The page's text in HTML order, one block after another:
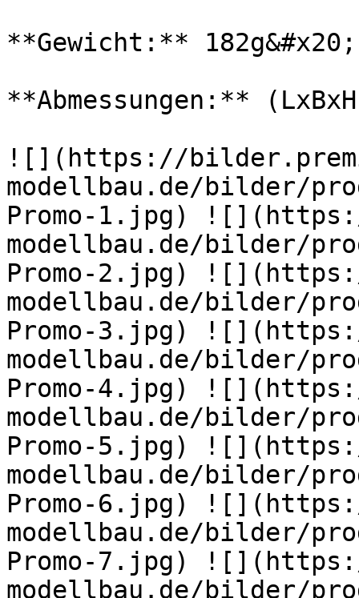
**Gewicht:** 182g&#x20;
**Abmessungen:**
![](https://
modellbau.de/bilder/
Promo-1.jpg)
modellbau.de/bilder/
Promo-2.jpg)
modellbau.de/bilder/
Promo-3.jpg)
modellbau.de/bilder/
Promo-4.jpg)
modellbau.de/bilder/
Promo-5.jpg)
modellbau.de/bilder/
Promo-6.jpg)
modellbau.de/bilder/
Promo-7.jpg)
modellbau.de/bilder/